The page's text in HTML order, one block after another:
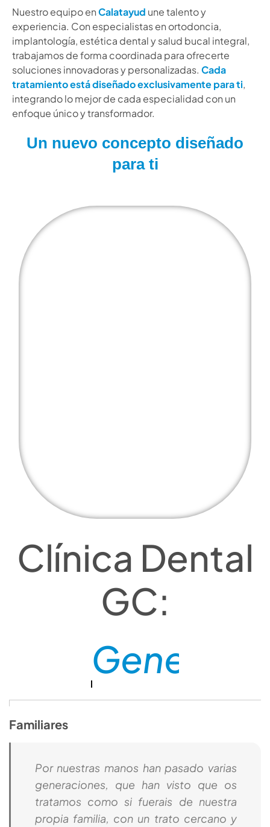
Nuestro equipo enCalatayud une talento y
experiencia. Con especialistas en ortodoncia,
implantología, estética dental y salud bucal integral,
trabajamos de forma coordinada para ofrecerte
soluciones innovadoras y personalizadas. Cada
tratamiento está diseñado exclusivamente para ti,
integrando lo mejor de cada especialidad con un
enfoque único y transformador.
Un nuevo concepto diseñado
para ti
Clínica Dental
GC:
Confianza
Familiares
Por nuestras manos han pasado varias
generaciones, que han visto que os
tratamos como si fuerais de nuestra
propia familia, con un trato cercano y